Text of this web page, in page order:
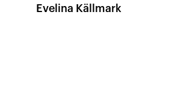
Evelina Källmark